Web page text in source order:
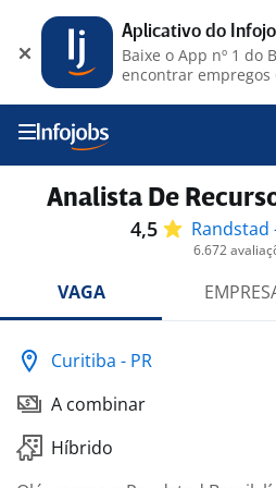
Analista De
4,5 Randstad
6.672
VAGA
Curitiba - PR
A combinar
Híbrido
Aplicativo do
Baixe o App nº 1 do
encontrar empregos